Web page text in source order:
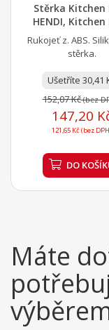
Stěrka Kitchen
HENDI, Kitchen
11,5L,
Rukojeť z. ABS.
stěrka.
Ušetříte 30,41
152,07 Kč(bez
147,20
121,65 Kč (bez
DO
Máte